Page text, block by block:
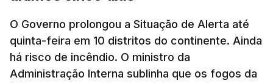
O Governo prolongou a Situação de Alerta até
quinta-feira em 10 distritos do continente. Ainda
há risco de incêndio. O ministro da
Administração Interna sublinha que os fogos da